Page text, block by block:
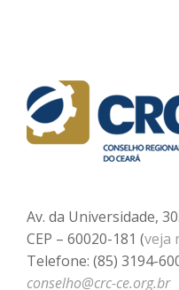
Av. da Universidade,
CEP – 60020-181 (veja
Telefone: (85) 3194-
conselho@crc-ce.org.br